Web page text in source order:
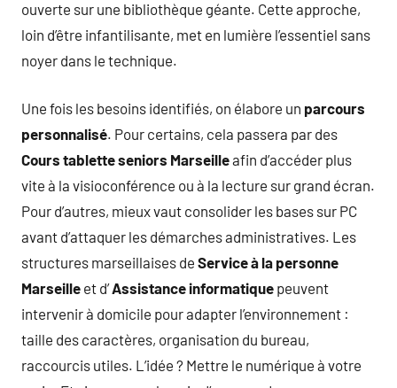
ouverte sur une bibliothèque géante. Cette approche,
loin d’être infantilisante, met en lumière l’essentiel sans
noyer dans le technique.
Une fois les besoins identifiés, on élabore un parcours
personnalisé. Pour certains, cela passera par des
Cours tablette seniors Marseilleafin d’accéder plus
vite à la visioconférence ou à la lecture sur grand écran.
Pour d’autres, mieux vaut consolider les bases sur PC
avant d’attaquer les démarches administratives. Les
structures marseillaises de Service à la personne
Marseille et d’Assistance informatique peuvent
intervenir à domicile pour adapter l’environnement :
taille des caractères, organisation du bureau,
raccourcis utiles. L’idée ? Mettre le numérique à votre